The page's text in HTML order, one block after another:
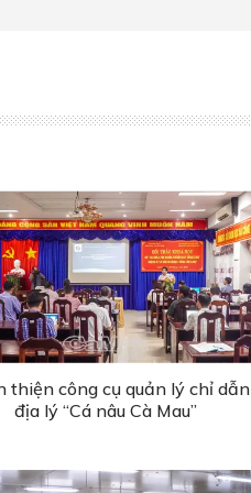
thiện công cụ quản lý chỉ dẫn
địa lý “Cá nâu Cà Mau”